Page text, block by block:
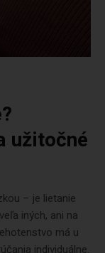
užitočné
– je lietanie
iných, ani na
má u
individuálne.